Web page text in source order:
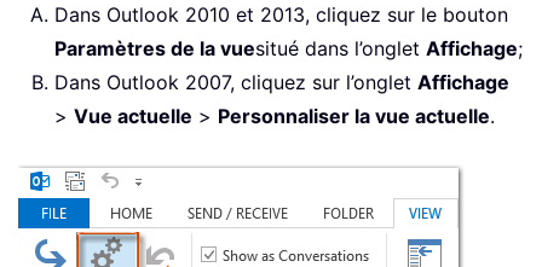
Dans Outlook 2010 et 2013, cliquez sur le bouton
Paramètres de la vuesitué dans l’onglet Affichage;
Dans Outlook 2007, cliquez sur l’onglet Affichage
> Vue actuelle > Personnaliser la vue actuelle.